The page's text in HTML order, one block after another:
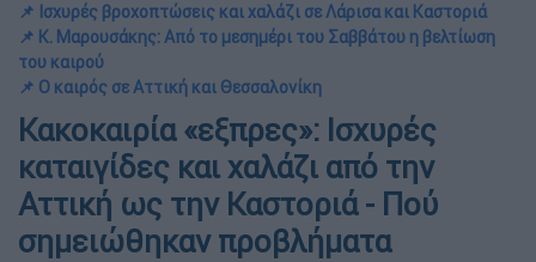
📌 Ισχυρές βροχοπτώσεις και χαλάζι σε Λάρισα και Καστοριά
📌 Κ. Μαρουσάκης: Από το μεσημέρι του Σαββάτου η βελτίωση
του καιρού
📌 Ο καιρός σε Αττική και Θεσσαλονίκη
Κακοκαιρία «εξπρες»: Ισχυρές
καταιγίδες και χαλάζι από την
Αττική ως την Καστοριά - Πού
σημειώθηκαν προβλήματα